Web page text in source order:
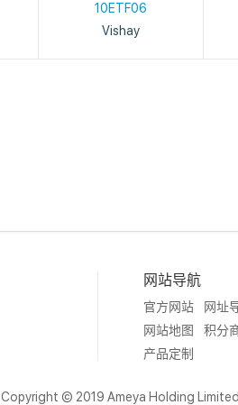
10ETF06
Vishay
网站导航
官方网站
网址
网站地图
积分
产品定制
Copyright © 2019 Ameya Holding